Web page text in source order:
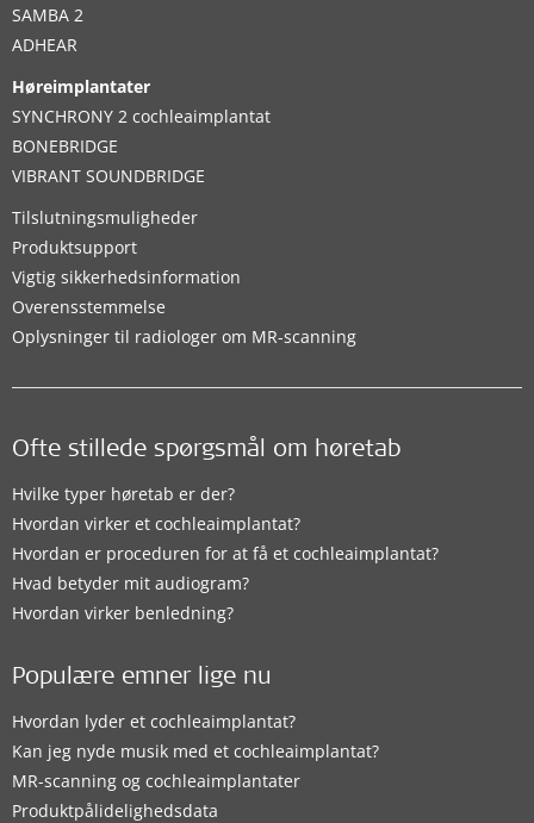
SAMBA 2
ADHEAR
Høreimplantater
SYNCHRONY 2 cochleaimplantat
BONEBRIDGE
VIBRANT SOUNDBRIDGE
Tilslutningsmuligheder
Produktsupport
Vigtig sikkerhedsinformation
Overensstemmelse
Oplysninger til radiologer om MR-scanning
Ofte stillede spørgsmål om høretab
Hvilke typer høretab er der?
Hvordan virker et cochleaimplantat?
Hvordan er proceduren for at få et cochleaimplantat?
Hvad betyder mit audiogram?
Hvordan virker benledning?
Populære emner lige nu
Hvordan lyder et cochleaimplantat?
Kan jeg nyde musik med et cochleaimplantat?
MR-scanning og cochleaimplantater
Produktpålidelighedsdata